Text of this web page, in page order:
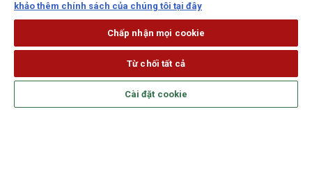
khảo thêm chính sách của chúng tôi tại đây
Chấp nhận mọi cookie
Từ chối tất cả
Cài đặt cookie